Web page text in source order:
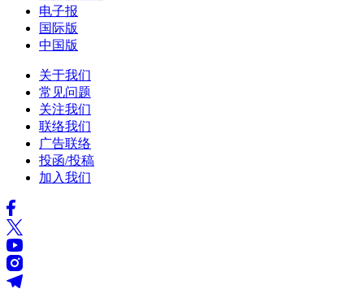
电子报
国际版
中国版
关于我们
常见问题
关注我们
联络我们
广告联络
投函/投稿
加入我们